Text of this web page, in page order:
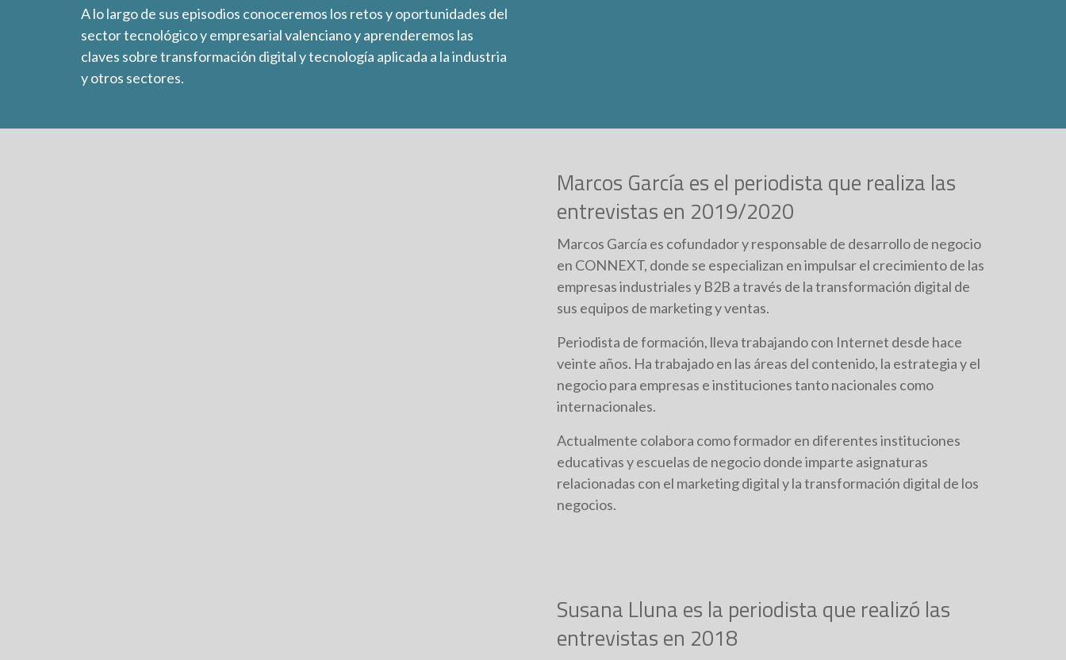
A lo largo de sus episodios conoceremos los retos y oportunidades del
sector tecnológico y empresarial valenciano y aprenderemos las
claves sobre transformación digital y tecnología aplicada a la industria
y otros sectores.
Marcos García es el periodista que realiza las
entrevistas en 2019/2020
Marcos García es cofundador y responsable de desarrollo de negocio
en CONNEXT, donde se especializan en impulsar el crecimiento de las
empresas industriales y B2B a través de la transformación digital de
sus equipos de marketing y ventas.
Periodista de formación, lleva trabajando con Internet desde hace
veinte años. Ha trabajado en las áreas del contenido, la estrategia y el
negocio para empresas e instituciones tanto nacionales como
internacionales.
Actualmente colabora como formador en diferentes instituciones
educativas y escuelas de negocio donde imparte asignaturas
relacionadas con el marketing digital y la transformación digital de los
negocios.
Susana Lluna es la periodista que realizó las
entrevistas en 2018